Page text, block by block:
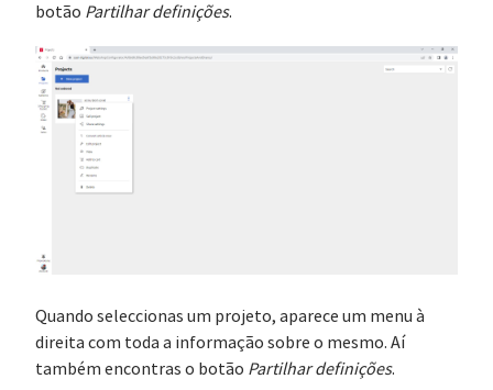
botão Partilhar definições.
Quando seleccionas um projeto, aparece um menu à
direita com toda a informação sobre o mesmo. Aí
também encontras o botão Partilhar definições.